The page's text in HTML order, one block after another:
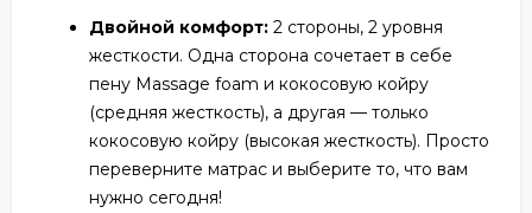
Двойной комфорт: 2 стороны, 2 уровня
жесткости. Одна сторона сочетает в себе
пену Massage foam и кокосовую койру
(средняя жесткость), а другая — только
кокосовую койру (высокая жесткость). Просто
переверните матрас и выберите то, что вам
нужно сегодня!